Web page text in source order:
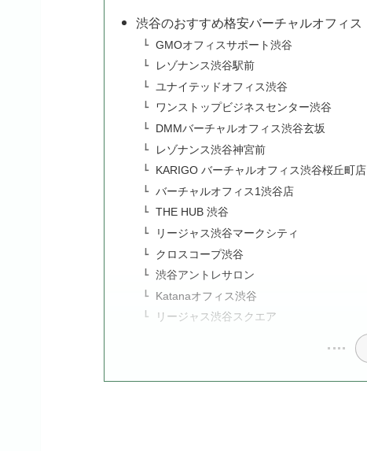
渋谷のおすすめ格安バーチャルオフィス
GMOオフィスサポート渋谷
レゾナンス渋谷駅前
ユナイテッドオフィス渋谷
ワンストップビジネスセンター渋谷
DMMバーチャルオフィス渋谷玄坂
レゾナンス渋谷神宮前
KARIGO バーチャルオフィス渋谷桜丘町店
バーチャルオフィス1渋谷店
THE HUB 渋谷
リージャス渋谷マークシティ
クロスコープ渋谷
渋谷アントレサロン
Katanaオフィス渋谷
リージャス渋谷スクエア